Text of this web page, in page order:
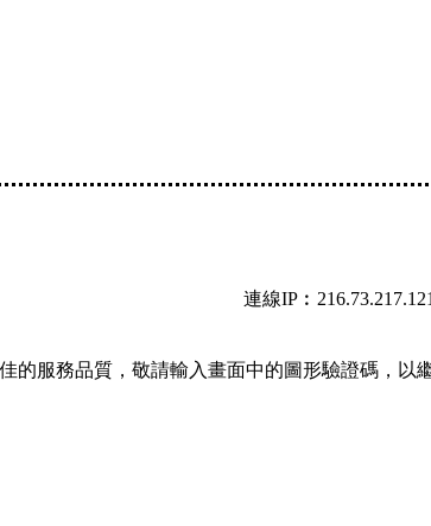
連線
的服務品質，敬請輸入畫面中的圖形驗證碼，以